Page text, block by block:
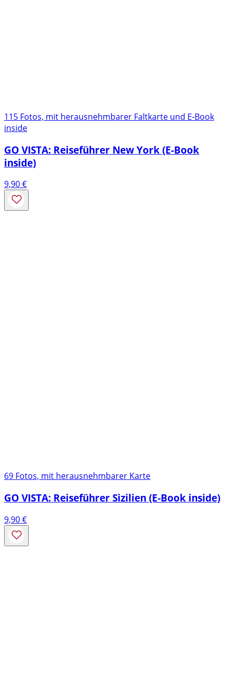
115 Fotos, mit herausnehmbarer Faltkarte und E-Book
inside
GO VISTA: Reiseführer New York (E-Book
inside)
9,90€
69 Fotos, mit herausnehmbarer Karte
GO VISTA: Reiseführer Sizilien (E-Book inside)
9,90€